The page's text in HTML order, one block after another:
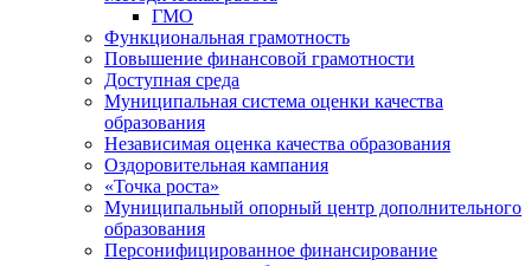
ГМО
Функциональная грамотность
Повышение финансовой грамотности
Доступная среда
Муниципальная система оценки качества
образования
Независимая оценка качества образования
Оздоровительная кампания
«Точка роста»
Муниципальный опорный центр дополнительного
образования
Персонифицированное финансирование